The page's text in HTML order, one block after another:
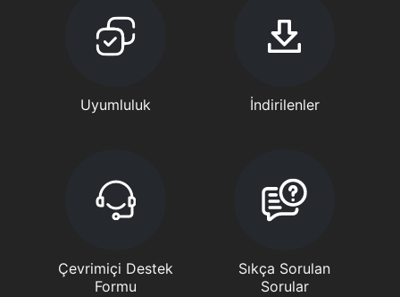
Uyumluluk İndirilenler
Çevrimiçi Destek
Formu
Sıkça Sorulan
Sorular